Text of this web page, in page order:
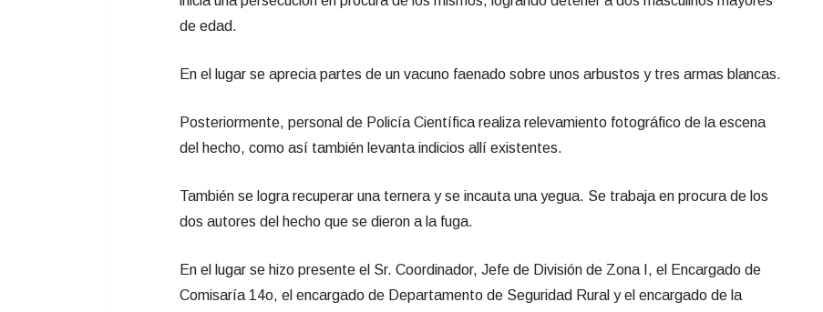
de edad.
En el lugar se aprecia partes de un vacuno faenado sobre unos arbustos y tres armas blancas.
Posteriormente, personal de Policía Científica realiza relevamiento fotográfico de la escena
del hecho, como así también levanta indicios allí existentes.
También se logra recuperar una ternera y se incauta una yegua. Se trabaja en procura de los
dos autores del hecho que se dieron a la fuga.
En el lugar se hizo presente el Sr. Coordinador, Jefe de División de Zona I, el Encargado de
Comisaría 14o, el encargado de Departamento de Seguridad Rural y el encargado de la